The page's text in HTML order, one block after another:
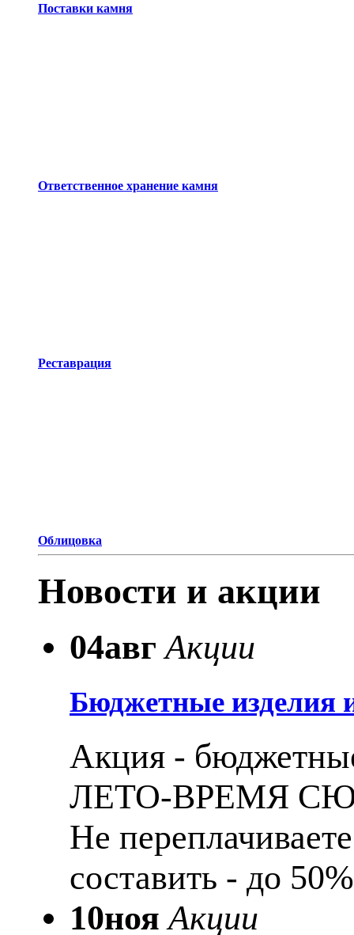
Поставки камня
Ответственное хранение камня
Реставрация
Облицовка
Новости и акции
04авг Акции
Бюджетные изделия
Акция -
ЛЕТО-ВРЕМЯ
Не
составить - до
10ноя Акции